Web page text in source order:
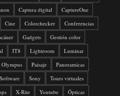
Captura digital
CaptureOne
Cine Colorchecker
Conferencias
Gadgets
Gestión color
IT8 Lightroom
Luminar
Olympus Paisaje
Panoramicas
Software Sony
Tours virtuales
X-Rite Youtube Ópticas